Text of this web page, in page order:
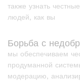
также узнать
людей, как вы
Борьба с
мы обеспечиваем
продуманной
модерацию,